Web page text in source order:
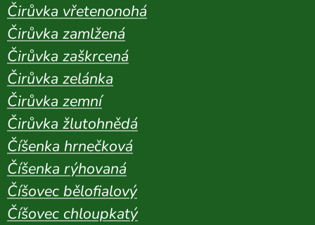
Čirůvka vřetenonohá
Čirůvka zamlžená
Čirůvka zaškrcená
Čirůvka zelánka
Čirůvka zemní
Čirůvka žlutohnědá
Číšenka hrnečková
Číšenka rýhovaná
Číšovec bělofialový
Číšovec chloupkatý